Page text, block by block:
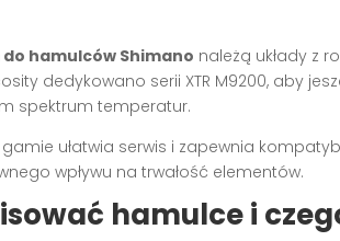
hamulców Shimano należą układy z
dedykowano serii XTR M9200, aby
spektrum temperatur.
ułatwia serwis i zapewnia
wpływu na trwałość elementów.
hamulce i